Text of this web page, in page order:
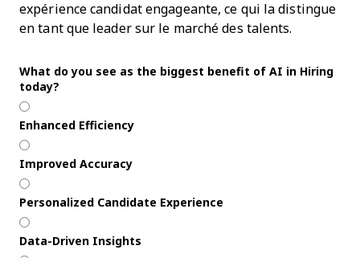
expérience candidat engageante, ce qui la distingue
en tant que leader sur le marché des talents.
What do you see as the biggest benefit of AI in Hiring
today?
Enhanced Efficiency
Improved Accuracy
Personalized Candidate Experience
Data-Driven Insights